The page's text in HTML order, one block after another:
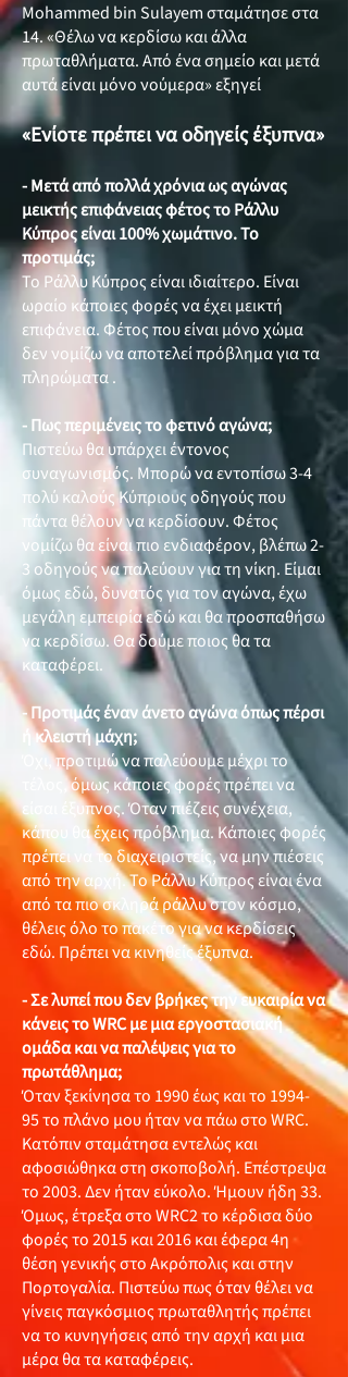
Mohammed bin Sulayem σταμάτησε στα
14. «Θέλω να κερδίσω και άλλα
πρωταθλήματα. Από ένα σημείο και μετά
αυτά είναι μόνο νούμερα» εξηγεί
«Ενίοτε πρέπει να οδηγείς έξυπνα»
- Μετά από πολλά χρόνια ως αγώνας
μεικτής επιφάνειας φέτος το Ράλλυ
Κύπρος είναι 100% χωμάτινο. Το
προτιμάς;
Το Ράλλυ Κύπρος είναι ιδιαίτερο. Είναι
ωραίο κάποιες φορές να έχει μεικτή
επιφάνεια. Φέτος που είναι μόνο χώμα
δεν νομίζω να αποτελεί πρόβλημα για τα
πληρώματα .
- Πως περιμένεις το φετινό αγώνα;
Πιστεύω θα υπάρχει έντονος
συναγωνισμός. Μπορώ να εντοπίσω 3-4
πολύ καλούς Κύπριους οδηγούς που
πάντα θέλουν να κερδίσουν. Φέτος
νομίζω θα είναι πιο ενδιαφέρον, βλέπω 2-
3 οδηγούς να παλεύουν για τη νίκη. Είμαι
όμως εδώ, δυνατός για τον αγώνα, έχω
μεγάλη εμπειρία εδώ και θα προσπαθήσω
να κερδίσω. Θα δούμε ποιος θα τα
καταφέρει.
- Προτιμάς έναν άνετο αγώνα όπως πέρσι
ή κλειστή μάχη;
Όχι, προτιμώ να παλεύουμε μέχρι το
τέλος, όμως κάποιες φορές πρέπει να
είσαι έξυπνος. Όταν πιέζεις συνέχεια,
κάπου θα έχεις πρόβλημα. Κάποιες φορές
πρέπει να το διαχειριστείς, να μην πιέσεις
από την αρχή. Το Ράλλυ Κύπρος είναι ένα
από τα πιο σκληρά ράλλυ στον κόσμο,
θέλεις όλο το πακέτο για να κερδίσεις
εδώ. Πρέπει να κινηθείς έξυπνα.
- Σε λυπεί που δεν βρήκες την ευκαιρία να
κάνεις το WRC με μια εργοστασιακή
ομάδα και να παλέψεις για το
πρωτάθλημα;
Όταν ξεκίνησα το 1990 έως και το 1994-
95 το πλάνο μου ήταν να πάω στο WRC.
Κατόπιν σταμάτησα εντελώς και
αφοσιώθηκα στη σκοποβολή. Επέστρεψα
το 2003. Δεν ήταν εύκολο. Ήμουν ήδη 33.
Όμως, έτρεξα στο WRC2 το κέρδισα δύο
φορές το 2015 και 2016 και έφερα 4η
θέση γενικής στο Ακρόπολις και στην
Πορτογαλία. Πιστεύω πως όταν θέλει να
γίνεις παγκόσμιος πρωταθλητής πρέπει
να το κυνηγήσεις από την αρχή και μια
μέρα θα τα καταφέρεις.